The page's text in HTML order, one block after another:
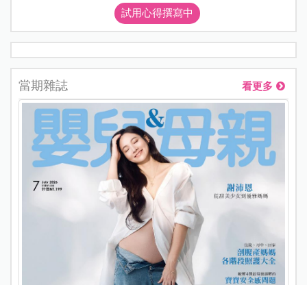
試用心得撰寫中
當期雜誌 看更多